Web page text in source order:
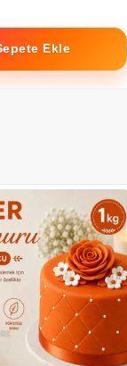
Ekle